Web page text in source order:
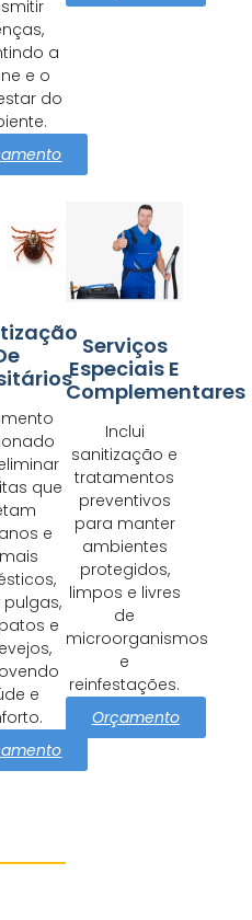
a
e o
do
que
e
e
e
Serviços
Especiais E
Complementares
Inclui
sanitização e
tratamentos
preventivos
para manter
ambientes
protegidos,
limpos e livres
de
microorganismos
e
reinfestações.
Orçamento